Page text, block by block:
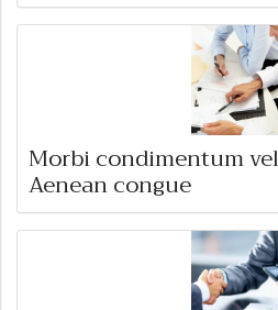
Morbi condimentum
Aenean congue